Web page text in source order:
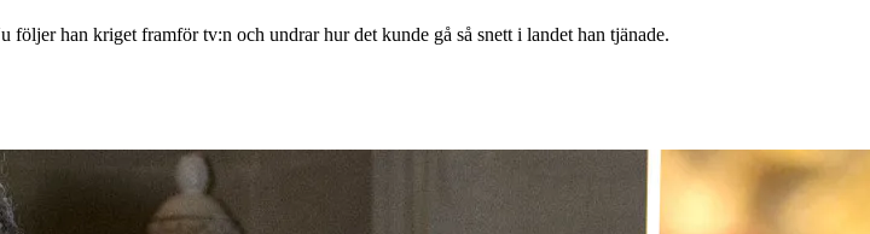
han kriget framför tv:n och undrar hur det kunde gå så snett i landet han tjänade.